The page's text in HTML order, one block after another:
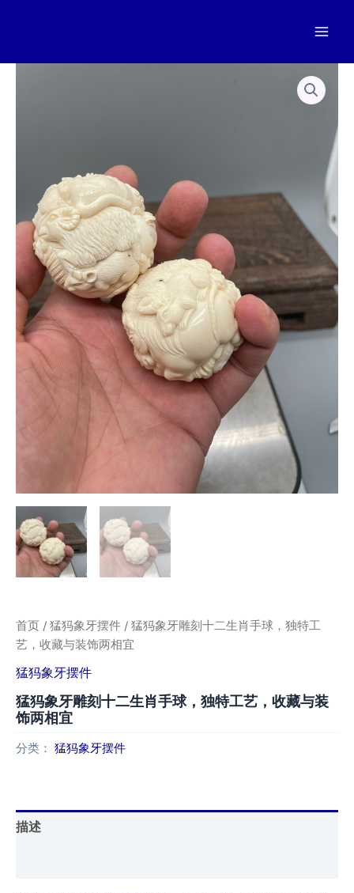
首页 / 猛犸象牙摆件 / 猛犸象牙雕刻十二生肖手球，独特工
艺，收藏与装饰两相宜
猛犸象牙摆件
猛犸象牙雕刻十二生肖手球，独特工艺，收藏与装
饰两相宜
分类： 猛犸象牙摆件
描述